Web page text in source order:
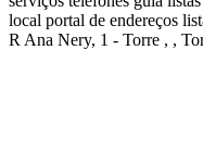
local portal de endereços
R Ana Nery, 1 - Torre , ,